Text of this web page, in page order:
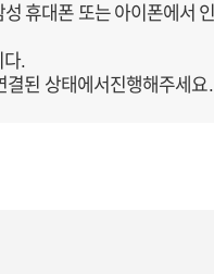
휴대폰 또는 아이폰에서
.
된 상태에서진행해주세요.